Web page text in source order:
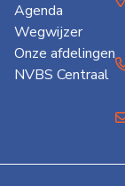
Agenda
Wegwijzer
Onze afdelingen
NVBS Centraal